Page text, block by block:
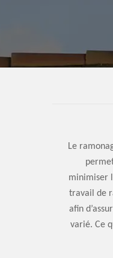
Le
minimiser
travail de
afin
varié. Ce